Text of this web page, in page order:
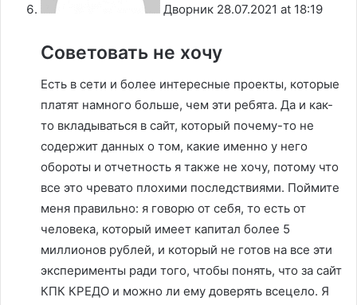
Дворник 28.07.2021 at 18:19
Советовать не хочу
Есть в сети и более интересные проекты, которые
платят намного больше, чем эти ребята. Да и как-
то вкладываться в сайт, который почему-то не
содержит данных о том, какие именно у него
обороты и отчетность я также не хочу, потому что
все это чревато плохими последствиями. Поймите
меня правильно: я говорю от себя, то есть от
человека, который имеет капитал более 5
миллионов рублей, и который не готов на все эти
эксперименты ради того, чтобы понять, что за сайт
КПК КРЕДО и можно ли ему доверять всецело. Я